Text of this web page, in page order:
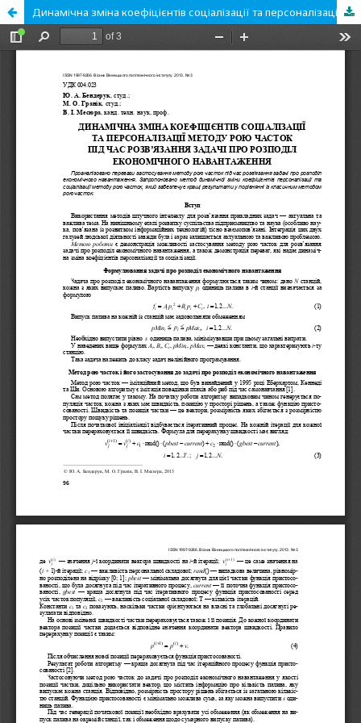
Динамічна зміна коефіцієнтів соціалізації та персоналізації методу рою часток під час розв’язання задачі про розподіл економічного навантаження